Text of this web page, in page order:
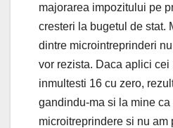
majorarea impozitului pe
cresteri la bugetul de stat.
dintre microintreprinderi
vor rezista. Daca aplici cei
inmultesti 16 cu zero,
gandindu-ma si la mine ca
microitreprindere si nu am